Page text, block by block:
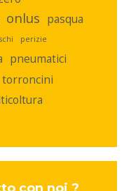
onlus pasqua
perizie
pneumatici
torroncini